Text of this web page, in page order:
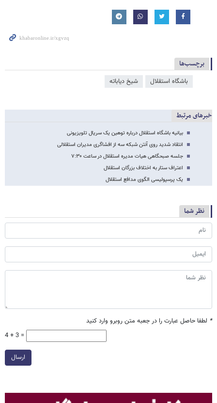
برچسب‌ها
باشگاه استقلال شیخ دیاباته
خبرهای مرتبط
بیانیه باشگاه استقلال درباره توهین یک سریال تلویزیونی
انتقاد شدید روی آنتن شبکه سه از افشاگری مدیران استقلالی
جلسه صبحگاهی هیات مدیره استقلال در ساعت ۷:۳۰
اعتراف ستار به اختلاف بزرگان استقلال
یک پرسپولیسی الگوی مدافع استقلال
نظر شما
* لطفا حاصل عبارت را در جعبه متن روبرو وارد کنید
4 + 3 =
ارسال